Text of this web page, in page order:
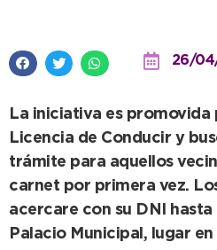
26/
La iniciativa es promovida
Licencia de Conducir y
trámite para aquellos
carnet por primera vez.
acercare con su DNI hasta
Palacio Municipal, lugar